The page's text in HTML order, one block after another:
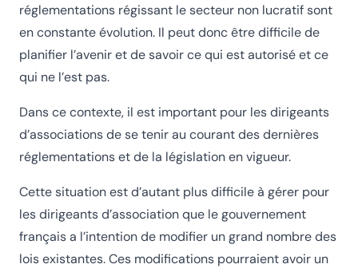
réglementations régissant le secteur non lucratif sont
en constante évolution. Il peut donc être difficile de
planifier l’avenir et de savoir ce qui est autorisé et ce
qui ne l’est pas.
Dans ce contexte, il est important pour les dirigeants
d’associations de se tenir au courant des dernières
réglementations et de la législation en vigueur.
Cette situation est d’autant plus difficile à gérer pour
les dirigeants d’association que le gouvernement
français a l’intention de modifier un grand nombre des
lois existantes. Ces modifications pourraient avoir un